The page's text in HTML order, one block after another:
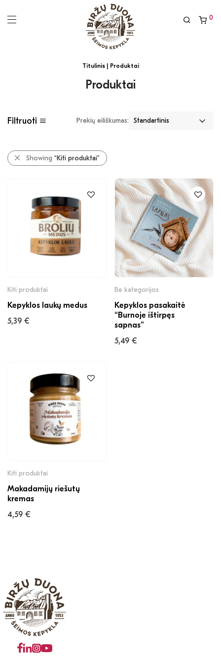
0
Titulinis | Produktai
Produktai
Filtruoti Prekių eiliškumas:
Showing “Kiti produktai”
Kiti produktai
Kepyklos laukų medus
5,39 €
Be kategorijos
Kepyklos pasakaitė
“Burnoje ištirpęs
sapnas”
5,49 €
Kiti produktai
Makadamijų riešutų
kremas
4,59 €